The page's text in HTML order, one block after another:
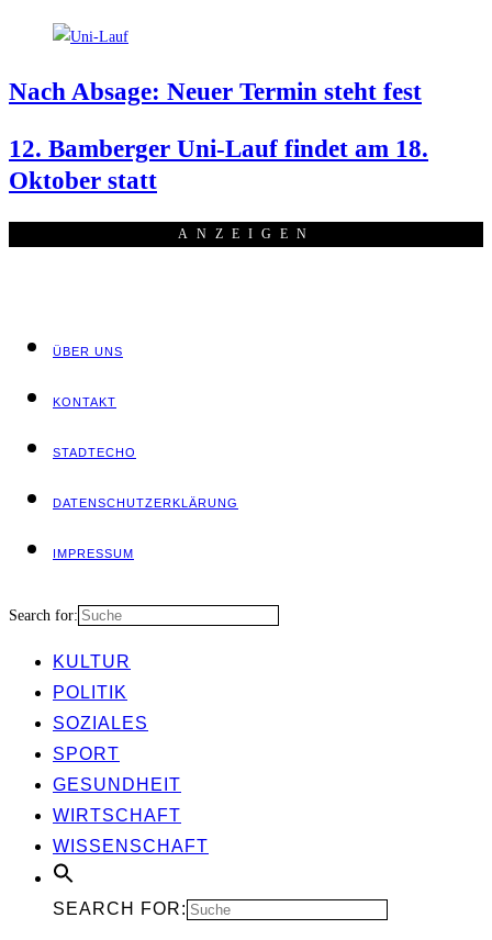
Nach Absa­ge: Neu­er Ter­min steht fest
12. Bam­ber­ger Uni-Lauf fin­det am 18.
Okto­ber statt
ANZEI­GEN
ÜBER UNS
KON­TAKT
STADT­ECHO
DATEN­SCHUTZ­ER­KLÄ­RUNG
IMPRES­SUM
Search for:
KUL­TUR
POLI­TIK
SOZIA­LES
SPORT
GESUND­HEIT
WIRT­SCHAFT
WIS­SEN­SCHAFT
SEARCH FOR: